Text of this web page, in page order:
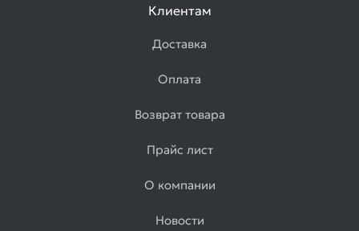
Клиентам
Доставка
Оплата
Возврат товара
Прайс лист
О компании
Новости